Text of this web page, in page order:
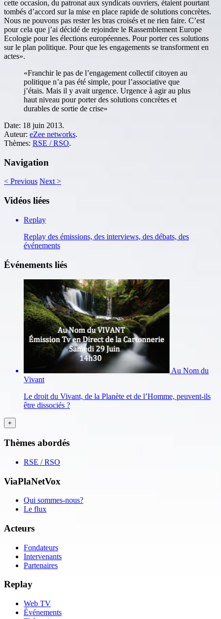
cette occasion, du patronat aux syndicats ouvriers, étaient pourtant
tombés d’accord sur la mise en place rapide de solutions concrètes.
Nous ne pouvons pas rester les bras croisés et ne rien faire. C’est
pour cela que j’ai décidé de rejoindre le Rassemblement Europe
Ecologie pour les élections européennes. Pour porter ces solutions
sur le plan politique. Pour que les engagements se transforment en
actes».
«Franchir le pas de l’engagement collectif citoyen au
politique n’a pas été simple, pour l’associative que
j’étais. Mais il y avait urgence. Urgence à agir au plus
haut niveau pour porter des solutions concrètes et
durables de sortie de crise»
Date: 18 juin 2013.
Auteur: eZee networks.
Thèmes: RSE / RSO.
Navigation
< Previous Next>
Vidéos liées
Replay
Replay des émissions, des interviews, des débats, des
événements
Événements liés
Au Nom du
Vivant
Le droit du Vivant, de la Planète et de l’Homme, peuvent-ils
être dissociés ?
Thèmes abordés
RSE / RSO
ViaPlaNetVox
Qui sommes-nous?
Le flux
Acteurs
Fondateurs
Intervenants
Partenaires
Replay
Web TV
Événements